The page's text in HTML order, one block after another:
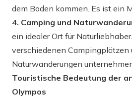
dem Boden kommen. Es ist ein
4. Camping und
ein idealer Ort für
verschiedenen Campingplätzen
Naturwanderungen
Touristische Bedeutung der
Olympos